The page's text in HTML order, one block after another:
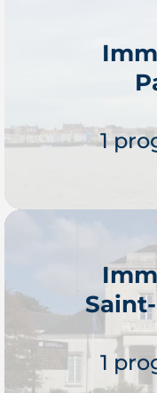
1
1